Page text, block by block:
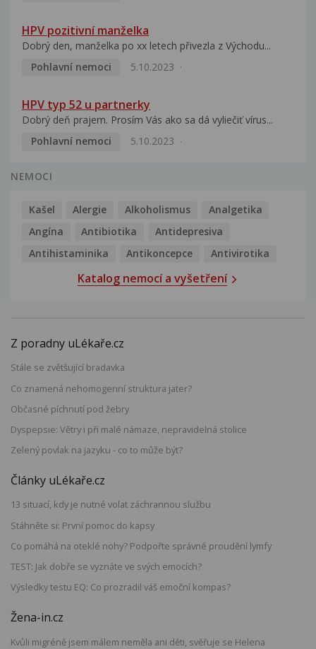
HPV pozitivní manželka
Dobrý den, manželka po xx letech přivezla z Východu...
Pohlavní nemoci
5.10.2023
HPV typ 52 u partnerky
Dobrý deň prajem. Prosím Vás ako sa dá vyliečiť vírus...
Pohlavní nemoci
5.10.2023
NEMOCI
Kašel Alergie Alkoholismus
Analgetika
Angína
Antibiotika
Antidepresiva
Antihistaminika
Antikoncepce Antivirotika
Katalog nemocí a vyšetření
Z poradny uLékaře.cz
Stále se zvětšující bradavka
Co znamená nehomogenní struktura jater?
Občasné píchnutí pod žebry
Dyspepsie: Větry i při malé námaze, nepravidelná stolice
Zelený povlak na jazyku - co to může být?
Články uLékaře.cz
13 situací, kdy je nutné volat záchrannou službu
Stáhněte si: První pomoc do kapsy
Co pomáhá na oteklé nohy? Podpořte správné proudění lymfy
TEST: Jak dobře se vyznáte ve svých emocích?
Výsledky testu EQ: Co prozradil váš emoční kompas?
Žena-in.cz
Kvůli migréně jsem málem neměla ani děti, svěřuje se Helena